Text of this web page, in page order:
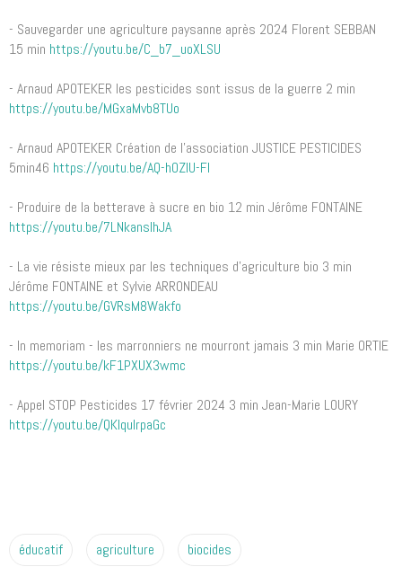
- Sauvegarder une agriculture paysanne après 2024 Florent SEBBAN
15 min https://youtu.be/C_b7_uoXLSU
- Arnaud APOTEKER les pesticides sont issus de la guerre 2 min
https://youtu.be/MGxaMvb8TUo
- Arnaud APOTEKER Création de l'association JUSTICE PESTICIDES
5min46 https://youtu.be/AQ-hOZIU-FI
- Produire de la betterave à sucre en bio 12 min Jérôme FONTAINE
https://youtu.be/7LNkanslhJA
- La vie résiste mieux par les techniques d'agriculture bio 3 min
Jérôme FONTAINE et Sylvie ARRONDEAU
https://youtu.be/GVRsM8Wakfo
- In memoriam - les marronniers ne mourront jamais 3 min Marie ORTIE
https://youtu.be/kF1PXUX3wmc
- Appel STOP Pesticides 17 février 2024 3 min Jean-Marie LOURY
https://youtu.be/QKlquIrpaGc
éducatif agriculture biocides